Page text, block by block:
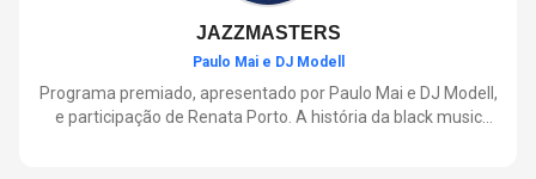
JAZZMASTERS
Paulo Mai e DJ Modell
Programa premiado, apresentado por Paulo Mai e DJ Modell,
e participação de Renata Porto. A história da black music